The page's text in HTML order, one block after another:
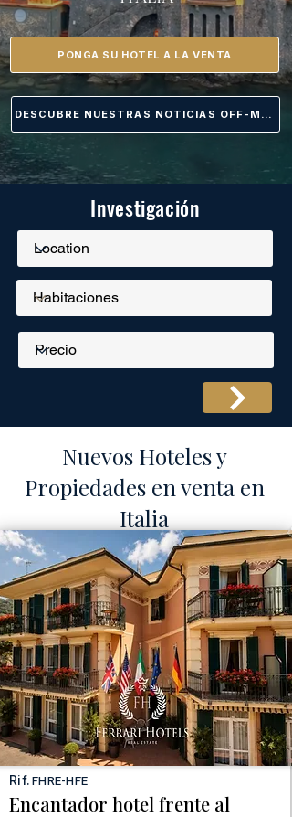
PONGA SU HOTEL A LA VENTA
DESCUBRE NUESTRAS NOTICIAS OFF-MARKET
Investigación
Nuevos Hoteles y
Propiedades en venta en
Italia
Rif.FHRE-HFE
Encantador hotel frente al